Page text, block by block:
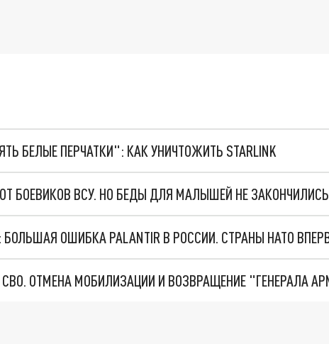
БЕЛЫЕ ПЕРЧАТКИ": КАК УНИЧТОЖИТЬ STARLINK
БОЕВИКОВ ВСУ. НО БЕДЫ ДЛЯ МАЛЫШЕЙ НЕ ЗАКОНЧИЛИСЬ